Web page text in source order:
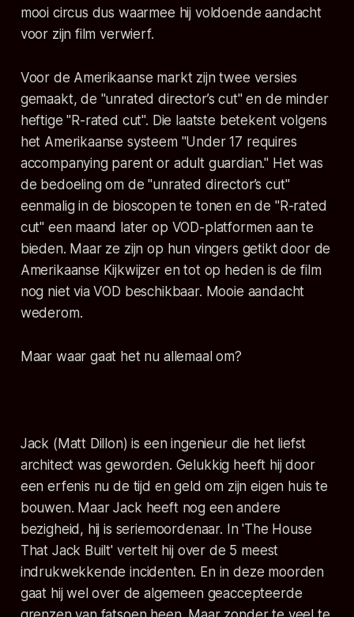
mooi circus dus waarmee hij voldoende aandacht
voor zijn film verwierf.
Voor de Amerikaanse markt zijn twee versies
gemaakt, de "unrated director’s cut" en de minder
heftige "R-rated cut". Die laatste betekent volgens
het Amerikaanse systeem "Under 17 requires
accompanying parent or adult guardian." Het was
de bedoeling om de "unrated director’s cut"
eenmalig in de bioscopen te tonen en de "R-rated
cut" een maand later op VOD-platformen aan te
bieden. Maar ze zijn op hun vingers getikt door de
Amerikaanse Kijkwijzer en tot op heden is de film
nog niet via VOD beschikbaar. Mooie aandacht
wederom.
Maar waar gaat het nu allemaal om?
Jack (Matt Dillon) is een ingenieur die het liefst
architect was geworden. Gelukkig heeft hij door
een erfenis nu de tijd en geld om zijn eigen huis te
bouwen. Maar Jack heeft nog een andere
bezigheid, hij is seriemoordenaar. In 'The House
That Jack Built' vertelt hij over de 5 meest
indrukwekkende incidenten. En in deze moorden
gaat hij wel over de algemeen geaccepteerde